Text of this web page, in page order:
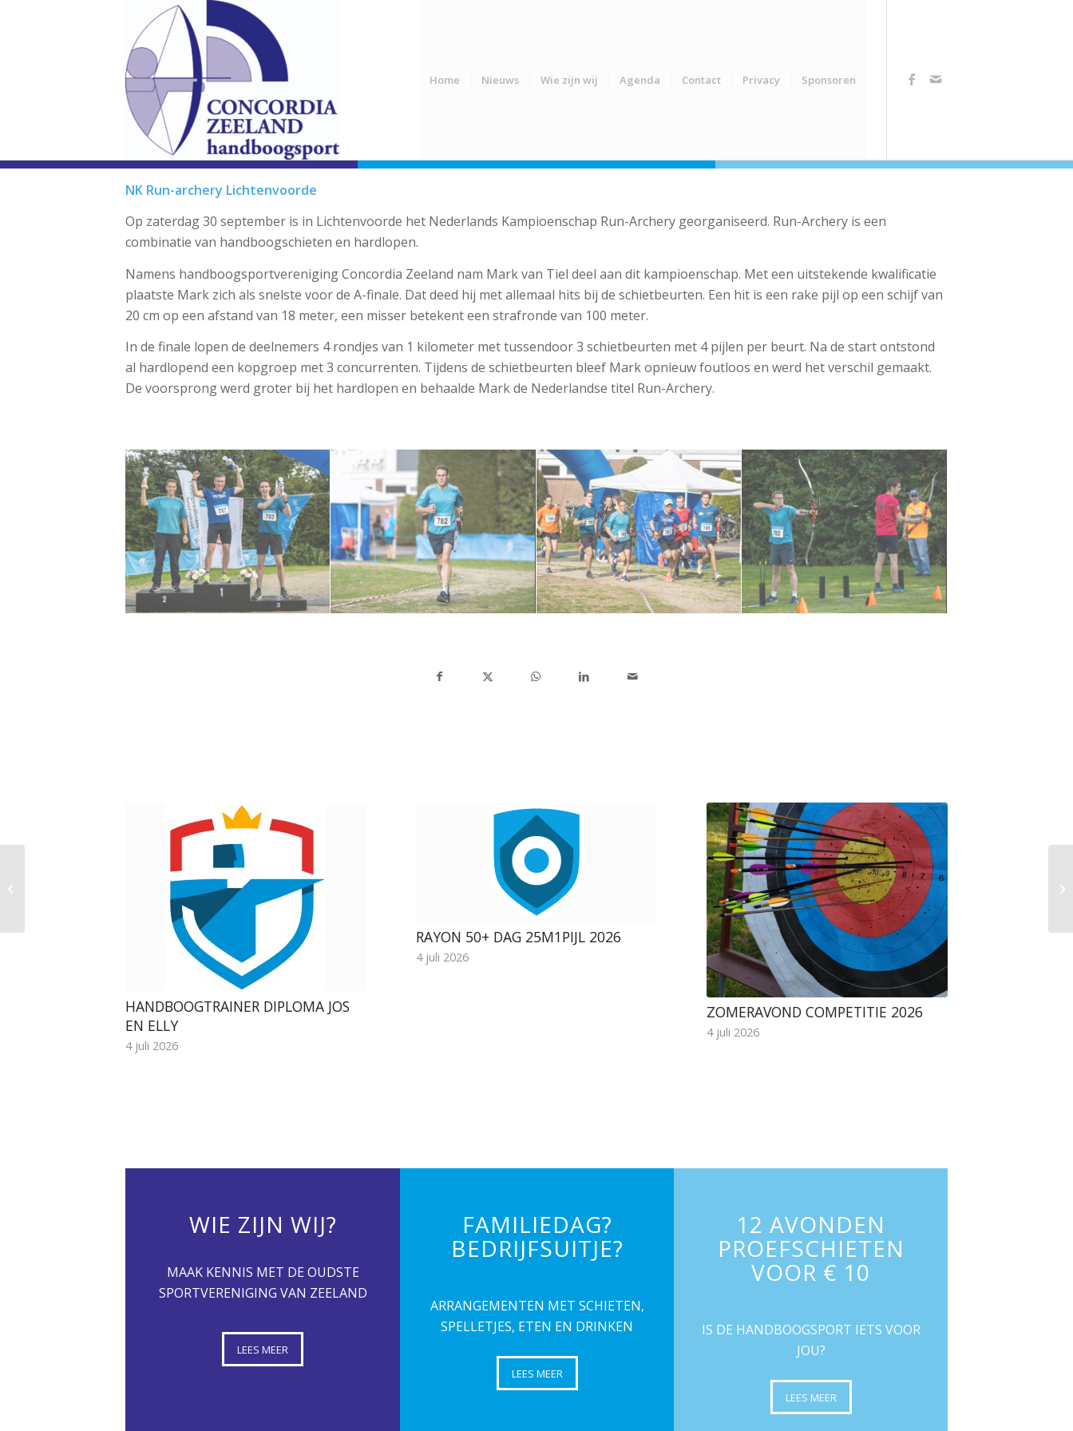
Home Nieuws Wie zijn wij Agenda Contact Privacy Sponsoren
NK Run-archery Lichtenvoorde
Op zaterdag 30 september is in Lichtenvoorde het Nederlands Kampioenschap Run-Archery georganiseerd. Run-Archery is een
combinatie van handboogschieten en hardlopen.
Namens handboogsportvereniging Concordia Zeeland nam Mark van Tiel deel aan dit kampioenschap. Met een uitstekende kwalificatie
plaatste Mark zich als snelste voor de A-finale. Dat deed hij met allemaal hits bij de schietbeurten. Een hit is een rake pijl op een schijf van
20 cm op een afstand van 18 meter, een misser betekent een strafronde van 100 meter.
In de finale lopen de deelnemers 4 rondjes van 1 kilometer met tussendoor 3 schietbeurten met 4 pijlen per beurt. Na de start ontstond
al hardlopend een kopgroep met 3 concurrenten. Tijdens de schietbeurten bleef Mark opnieuw foutloos en werd het verschil gemaakt.
De voorsprong werd groter bij het hardlopen en behaalde Mark de Nederlandse titel Run-Archery.
HANDBOOGTRAINER DIPLOMA JOS
EN ELLY
4 juli 2026
RAYON 50+ DAG 25M1PIJL 2026
4 juli 2026
ZOMERAVOND COMPETITIE 2026
4 juli 2026
WIE ZIJN WIJ?
MAAK KENNIS MET DE OUDSTE
SPORTVERENIGING VAN ZEELAND
LEES MEER
FAMILIEDAG?
BEDRIJFSUITJE?
ARRANGEMENTEN MET SCHIETEN,
SPELLETJES, ETEN EN DRINKEN
LEES MEER
12 AVONDEN
PROEFSCHIETEN
VOOR € 10
IS DE HANDBOOGSPORT IETS VOOR
JOU?
LEES MEER